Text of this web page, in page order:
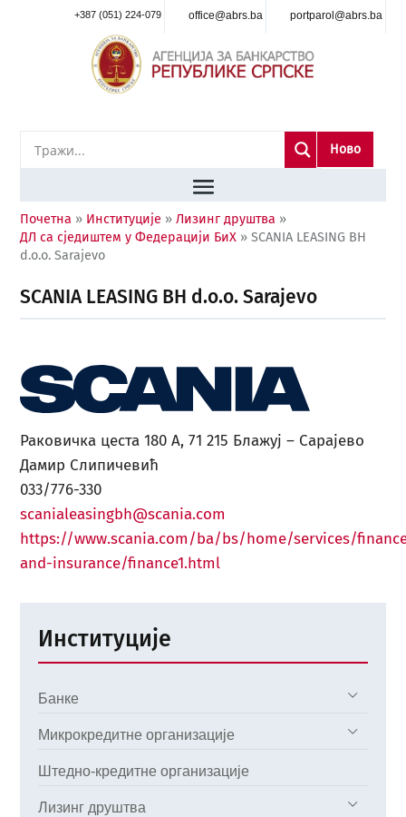
+387 (051) 224-079 office@abrs.ba portparol@abrs.ba
Ново
Почетна » Институције »Лизинг друштва »
ДЛ са сједиштем у Федерацији БиХ »SCANIA LEASING BH
d.o.o. Sarajevo
SCANIA LEASING BH d.o.o. Sarajevo
Раковичка цеста 180 А, 71 215 Блажуј – Сарајево
Дамир Слипичевић
033/776-330
scanialeasingbh@scania.com
https://www.scania.com/ba/bs/home/services/
and-insurance/finance1.html
Институције
Банке
Микрокредитне организације
Штедно-кредитне организације
Лизинг друштва